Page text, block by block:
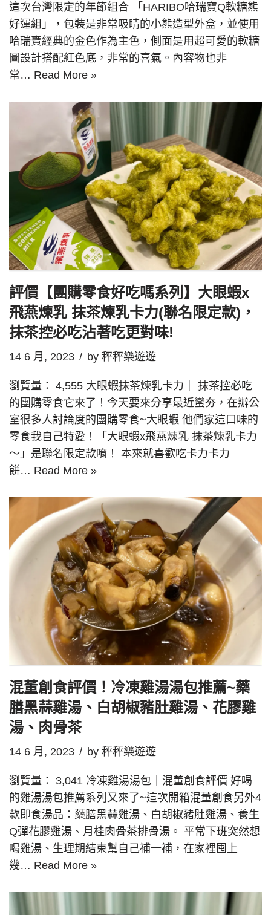
這次台灣限定的年節組合 「HARIBO哈瑞寶Q軟糖熊
好運組」，包裝是非常吸睛的小熊造型外盒，並使用
哈瑞寶經典的金色作為主色，側面是用超可愛的軟糖
圖設計搭配紅色底，非常的喜氣。內容物也非
常… Read More »
評價【團購零食好吃嗎系列】大眼蝦x
飛燕煉乳 抹茶煉乳卡力(聯名限定款)，
抹茶控必吃沾著吃更對味!
14 6 月, 2023 by 秤秤樂遊遊
瀏覽量： 4,555 大眼蝦抹茶煉乳卡力｜ 抹茶控必吃
的團購零食它來了！今天要來分享最近蠻夯，在辦公
室很多人討論度的團購零食~大眼蝦 他們家這口味的
零食我自己特愛！「大眼蝦x飛燕煉乳 抹茶煉乳卡力
～」是聯名限定款唷！ 本來就喜歡吃卡力卡力
餅… Read More »
混董創食評價！冷凍雞湯湯包推薦~藥
膳黑蒜雞湯、白胡椒豬肚雞湯、花膠雞
湯、肉骨茶
14 6 月, 2023 by 秤秤樂遊遊
瀏覽量： 3,041 冷凍雞湯湯包｜混董創食評價 好喝
的雞湯湯包推薦系列又來了~這次開箱混董創食另外4
款即食湯品：藥膳黑蒜雞湯、白胡椒豬肚雞湯、養生
Q彈花膠雞湯、月桂肉骨茶排骨湯。 平常下班突然想
喝雞湯、生理期結束幫自己補一補，在家裡囤上
幾… Read More »